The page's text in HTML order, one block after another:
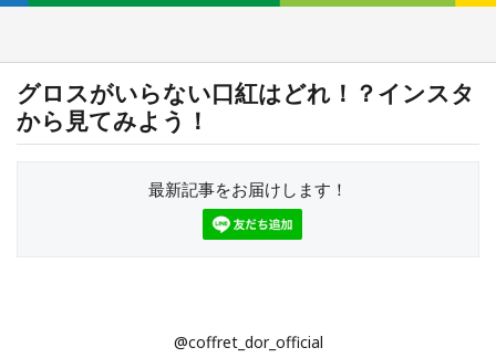
グロスがいらない口紅はどれ！？インスタ
から見てみよう！
最新記事をお届けします！
@coffret_dor_official